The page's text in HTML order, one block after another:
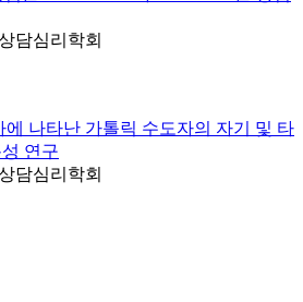
담심리학회
에 나타난 가톨릭 수도자의 자기 및 타
연구
담심리학회